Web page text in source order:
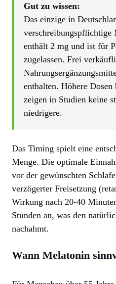
Gut zu wissen:
Das einzige in
verschreibungspflichtige
enthält 2 mg und ist für
zugelassen. Frei
enthalten. Höhere
zeigen in Studien keine
niedrigere.
Das Timing spielt eine
Menge. Die optimale
vor der gewünschten
verzögerter Freisetzung
Wirkung nach 20-40
Stunden an, was den
nachahmt.
Wann Melatonin